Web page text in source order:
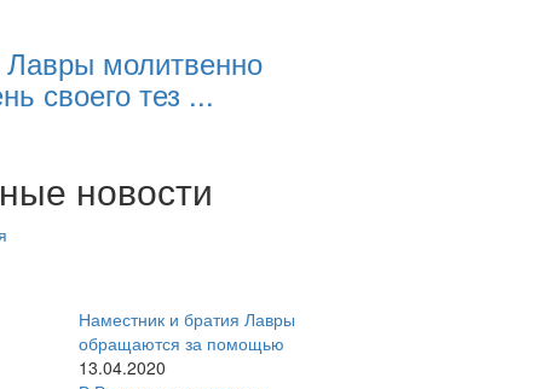
молитвенно
своего тез ...
новости
Наместник и братия Лавры
обращаются за помощью
13.04.2020